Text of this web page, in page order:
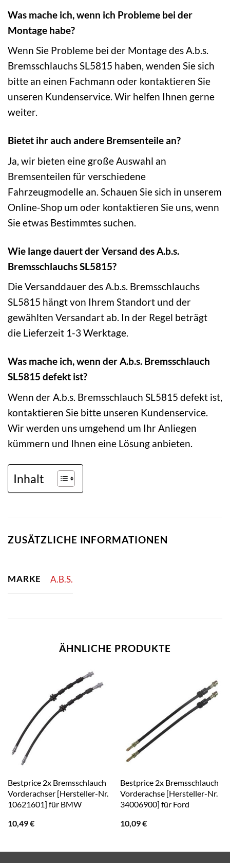
Was mache ich, wenn ich Probleme bei der
Montage habe?
Wenn Sie Probleme bei der Montage des A.b.s.
Bremsschlauchs SL5815 haben, wenden Sie sich
bitte an einen Fachmann oder kontaktieren Sie
unseren Kundenservice. Wir helfen Ihnen gerne
weiter.
Bietet ihr auch andere Bremsenteile an?
Ja, wir bieten eine große Auswahl an
Bremsenteilen für verschiedene
Fahrzeugmodelle an. Schauen Sie sich in unserem
Online-Shop um oder kontaktieren Sie uns, wenn
Sie etwas Bestimmtes suchen.
Wie lange dauert der Versand des A.b.s.
Bremsschlauchs SL5815?
Die Versanddauer des A.b.s. Bremsschlauchs
SL5815 hängt von Ihrem Standort und der
gewählten Versandart ab. In der Regel beträgt
die Lieferzeit 1-3 Werktage.
Was mache ich, wenn der A.b.s. Bremsschlauch
SL5815 defekt ist?
Wenn der A.b.s. Bremsschlauch SL5815 defekt ist,
kontaktieren Sie bitte unseren Kundenservice.
Wir werden uns umgehend um Ihr Anliegen
kümmern und Ihnen eine Lösung anbieten.
Inhalt
ZUSÄTZLICHE INFORMATIONEN
MARKE A.B.S.
ÄHNLICHE PRODUKTE
Bestprice 2x Bremsschlauch
Vorderachser [Hersteller-Nr.
10621601] für BMW
10,49€
Bestprice 2x Bremsschlauch
Vorderachse [Hersteller-Nr.
34006900] für Ford
10,09€